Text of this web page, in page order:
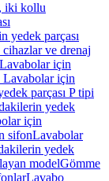
iki kollu
yedek parçası
ve drenaj
Lavabolar için
Lavabolar için
parçası P tipi
yedek
için
sifonLavabolar
yedek
modelGömme
Lavabo